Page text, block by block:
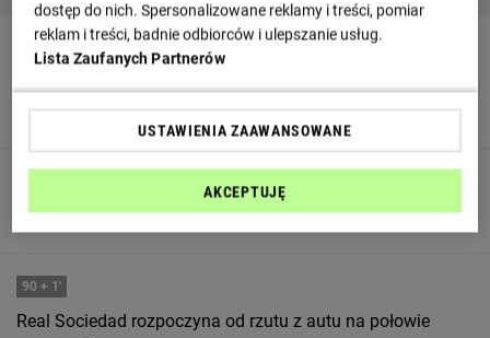
+ 3'
strony.
Real Sociedad próbuja stworzyć jakąś akcję.
90 + 1'
Real Sociedad rozpoczyna od rzutu z autu na połowie
dostęp do nich. Spersonalizowane reklamy i treści, pomiar
reklam i treści, badnie odbiorców i ulepszanie usług.
Lista Zaufanych Partnerów
USTAWIENIA ZAAWANSOWANE
AKCEPTUJĘ